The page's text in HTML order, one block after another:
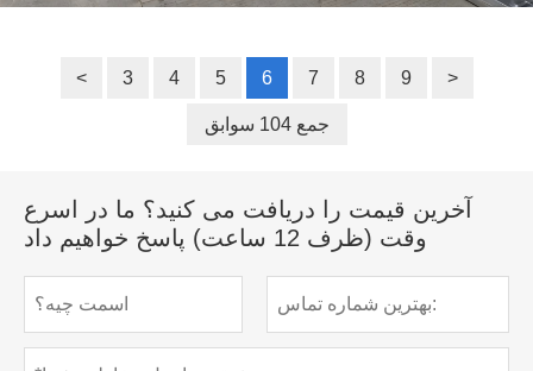
< 3 4 5 6 7 8 9 >
جمع 104 سوابق
آخرین قیمت را دریافت می کنید؟ ما در اسرع
وقت (ظرف 12 ساعت) پاسخ خواهیم داد